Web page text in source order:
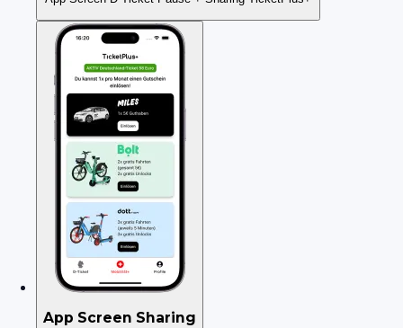
App Screen Sharing